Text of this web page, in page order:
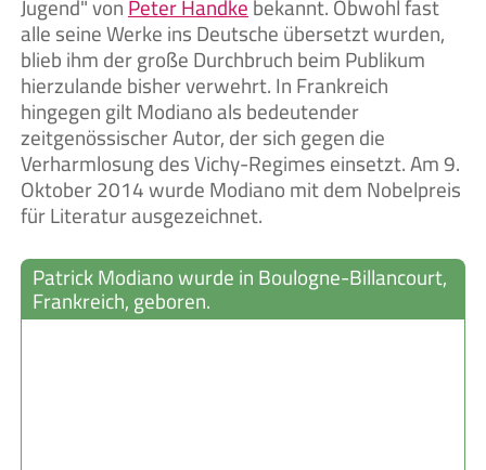
alle seine Werke ins Deutsche übersetzt wurden,
blieb ihm der große Durchbruch beim Publikum
hierzulande bisher verwehrt. In Frankreich
hingegen gilt Modiano als bedeutender
zeitgenössischer Autor, der sich gegen die
Verharmlosung des Vichy-Regimes einsetzt. Am 9.
Oktober 2014 wurde Modiano mit dem Nobelpreis
für Literatur ausgezeichnet.
Patrick Modiano wurde in Boulogne-Billancourt,
Frankreich, geboren.